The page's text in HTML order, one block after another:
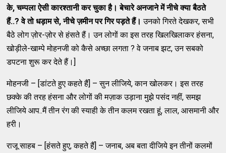
के,चम्पला ऐसी कारश्तानी कर चुका है। बेचारे अनजाने में नीचे क्या बैठते
हैं..?वे तो धड़ाम से,नीचे ज़मीन पर गिर पड़ते हैं।उनको गिरते देखकर, सभी
बैठे लोग ज़ोर-ज़ोर से हंसते हैं। उन लोगों का इस तरह खिलखिलाकर हंसना,
खोड़ीले-खाम्पे मोहनजी को कैसे अच्छा लगता ? वे जनाब झट, उन सबको
डपटना शुरू कर देते हैं।]
मोहनजी – [डांटते हुए कहते हैं] – सुन लीजिये, कान खोलकर। इस तरह
छक्के की तरह हंसना और लोगों की मज़ाक उड़ाना मुझे पसंद नहीं, समझ
लीजिये आप..मैं तीन रंग की स्याही के तीन कलम रखता हूं, लाल, आसमानी और
हरी।
राजू साहब – [हंसते हुए, कहते हैं] – जनाब, अब बता दीजिये इन तीनों कलमों